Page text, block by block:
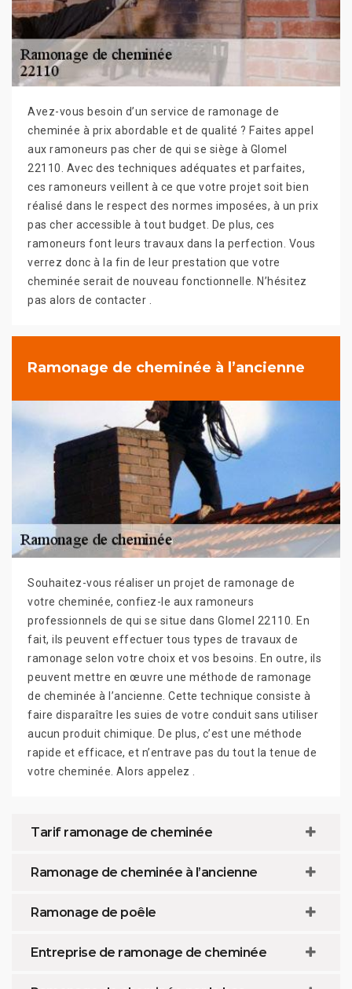
Avez-vous besoin d’un service de ramonage de
cheminée à prix abordable et de qualité ? Faites appel
aux ramoneurs pas cher de qui se siège à Glomel
22110. Avec des techniques adéquates et parfaites,
ces ramoneurs veillent à ce que votre projet soit bien
réalisé dans le respect des normes imposées, à un prix
pas cher accessible à tout budget. De plus, ces
ramoneurs font leurs travaux dans la perfection. Vous
verrez donc à la fin de leur prestation que votre
cheminée serait de nouveau fonctionnelle. N’hésitez
pas alors de contacter .
Ramonage de cheminée à l’ancienne
Souhaitez-vous réaliser un projet de ramonage de
votre cheminée, confiez-le aux ramoneurs
professionnels de qui se situe dans Glomel 22110. En
fait, ils peuvent effectuer tous types de travaux de
ramonage selon votre choix et vos besoins. En outre, ils
peuvent mettre en œuvre une méthode de ramonage
de cheminée à l’ancienne. Cette technique consiste à
faire disparaître les suies de votre conduit sans utiliser
aucun produit chimique. De plus, c’est une méthode
rapide et efficace, et n’entrave pas du tout la tenue de
votre cheminée. Alors appelez .
Tarif ramonage de cheminée
Ramonage de cheminée à l’ancienne
Ramonage de poêle
Entreprise de ramonage de cheminée